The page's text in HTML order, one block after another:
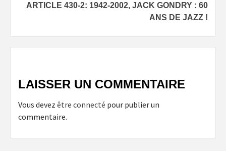
ARTICLE 430-2: 1942-2002, JACK GONDRY : 60
ANS DE JAZZ !
LAISSER UN COMMENTAIRE
Vous devez être connecté pour publier un
commentaire.